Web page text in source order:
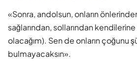
«Sonra, andolsun, onların
sağlarından, sollarından
olacağım). Sen de onların çoğunu
bulmayacaksın».